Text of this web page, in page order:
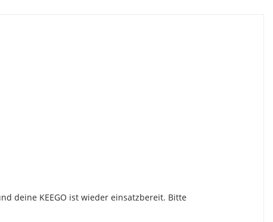
deine KEEGO ist wieder einsatzbereit. Bitte